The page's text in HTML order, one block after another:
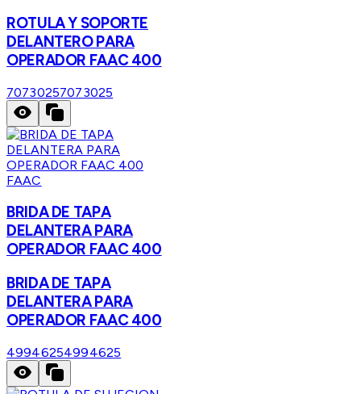
ROTULA Y SOPORTE
DELANTERO PARA
OPERADOR FAAC 400
70730257073025
FAAC
BRIDA DE TAPA
DELANTERA PARA
OPERADOR FAAC 400
BRIDA DE TAPA
DELANTERA PARA
OPERADOR FAAC 400
49946254994625